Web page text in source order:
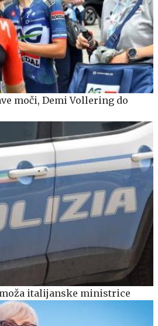
moči, Demi Vollering do
italijanske ministrice